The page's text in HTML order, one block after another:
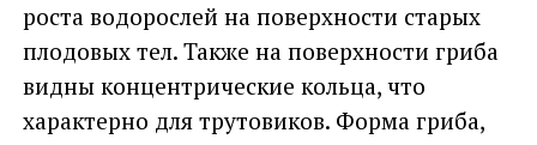
роста водорослей на поверхности старых
плодовых тел. Также на поверхности гриба
видны концентрические кольца, что
характерно для трутовиков. Форма гриба,